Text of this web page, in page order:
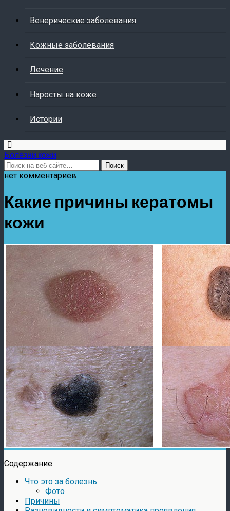
Венерические заболевания
Кожные заболевания
Лечение
Наросты на коже
Истории
Болезни кожи
нет комментариев
Какие причины кератомы
кожи
Содержание:
Что это за болезнь
Фото
Причины